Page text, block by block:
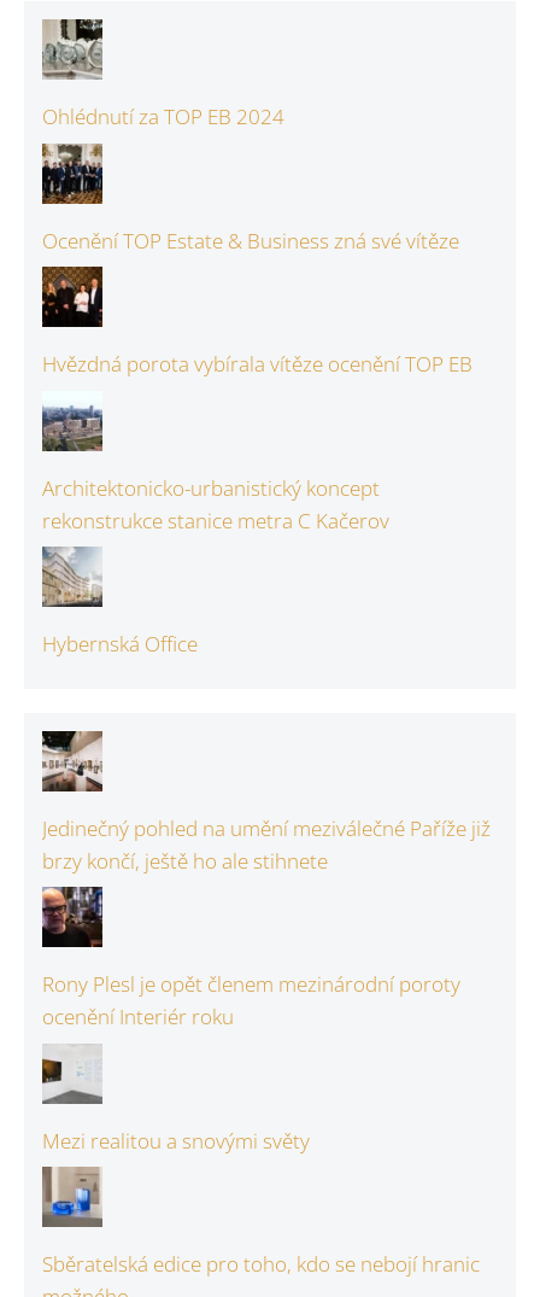
Ohlédnutí za TOP EB 2024
Ocenění TOP Estate & Business zná své vítěze
Hvězdná porota vybírala vítěze ocenění TOP EB
Architektonicko-urbanistický koncept
rekonstrukce stanice metra C Kačerov
Hybernská Office
Jedinečný pohled na umění meziválečné Paříže již
brzy končí, ještě ho ale stihnete
Rony Plesl je opět členem mezinárodní poroty
ocenění Interiér roku
Mezi realitou a snovými světy
Sběratelská edice pro toho, kdo se nebojí hranic